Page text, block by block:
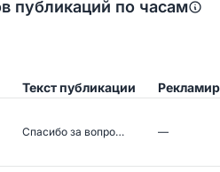
публикаций по часам
Текст публикации
Спасибо за вопро… —